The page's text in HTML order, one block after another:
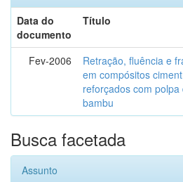
Data do
documento
Título
Fev-2006
Retração, fluência e
em compósitos
reforçados com polpa
bambu
Busca facetada
Assunto